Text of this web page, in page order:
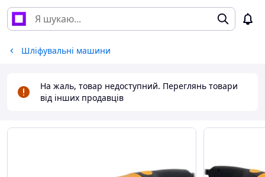
Шліфувальні машини
На жаль, товар недоступний. Переглянь товари
від інших продавців